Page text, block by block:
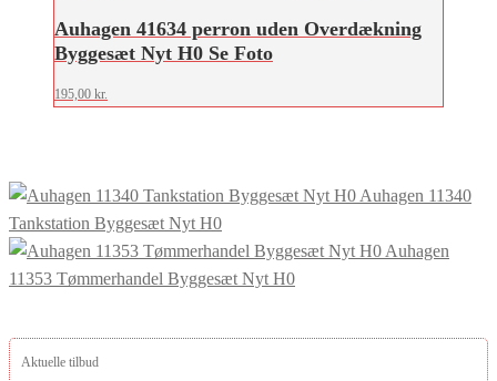
Auhagen 41634 perron uden Overdækning
Byggesæt Nyt H0 Se Foto
195,00 kr.
Auhagen 11340
Tankstation Byggesæt Nyt H0
Auhagen
11353 Tømmerhandel Byggesæt Nyt H0
Aktuelle tilbud